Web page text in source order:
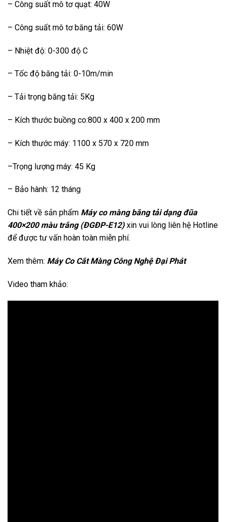
– Công suất mô tơ quạt: 40W
– Công suất mô tơ băng tải: 60W
– Nhiệt độ: 0-300 độ C
– Tốc độ băng tải: 0-10m/min
– Tải trọng băng tải: 5Kg
– Kích thước buồng co:800 x 400 x 200 mm
– Kích thước máy: 1100 x 570 x 720 mm
–Trọng lượng máy: 45 Kg
– Bảo hành: 12 tháng
Chi tiết về sản phẩm Máy co màng băng tải dạng đũa
400×200 màu trắng (ĐGĐP-E12)xin vui lòng liên hệ Hotline
để được tư vấn hoàn toàn miễn phí.
Xem thêm: Máy Co Cắt Màng Công Nghệ Đại Phát
Video tham khảo: